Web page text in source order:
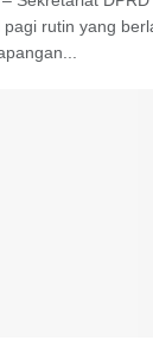
rutin yang